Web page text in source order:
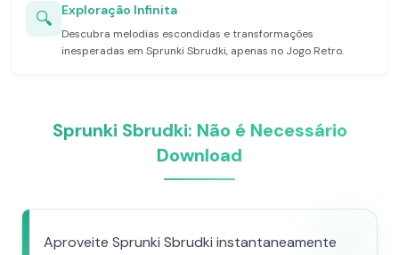
🔍 Exploração Infinita
Descubra melodias escondidas e transformações
inesperadas em Sprunki Sbrudki, apenas no Jogo Retro.
Sprunki Sbrudki: Não é Necessário
Download
Aproveite Sprunki Sbrudki instantaneamente